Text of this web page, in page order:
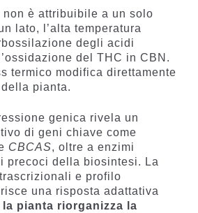
non è attribuibile a un solo
lato, l’alta temperatura
degli acidi
del THC in CBN.
termico modifica direttamente
della pianta.
genica rivela un
di geni chiave come
CBCAS, oltre a enzimi
precoci della biosintesi. La
e profilo
una risposta adattativa
la pianta riorganizza la